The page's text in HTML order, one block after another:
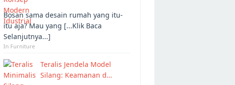
Bosan sama desain rumah yang itu-
itu aja? Mau yang [...Klik Baca
Selanjutnya...]
In Furniture
Teralis Jendela Model
Silang: Keamanan d…